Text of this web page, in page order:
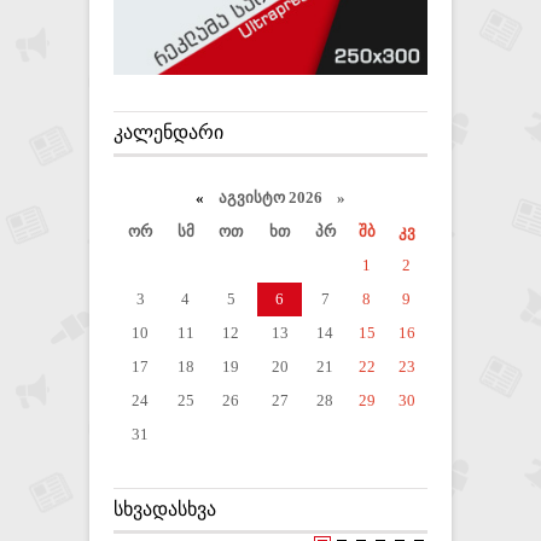
ᲙᲐᲚᲔᲜᲓᲐᲠᲘ
« აგვისტო 2026 »
ორ
სმ ოთ ხთ პრ შბ
კვ
1
2
3
4 5 6 7 8
9
10
11 12 13 14 15
16
17
18 19 20 21 22
23
24
25 26 27 28 29
30
31
ᲡᲮᲕᲐᲓᲐᲡᲮᲕᲐ